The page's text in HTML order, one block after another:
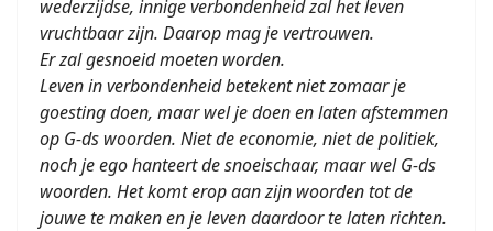
wederzijdse, innige verbondenheid zal het leven
vruchtbaar zijn. Daarop mag je vertrouwen.
Er zal gesnoeid moeten worden.
Leven in verbondenheid betekent niet zomaar je
goesting doen, maar wel je doen en laten afstemmen
op G-ds woorden. Niet de economie, niet de politiek,
noch je ego hanteert de snoeischaar, maar wel G-ds
woorden. Het komt erop aan zijn woorden tot de
jouwe te maken en je leven daardoor te laten richten.